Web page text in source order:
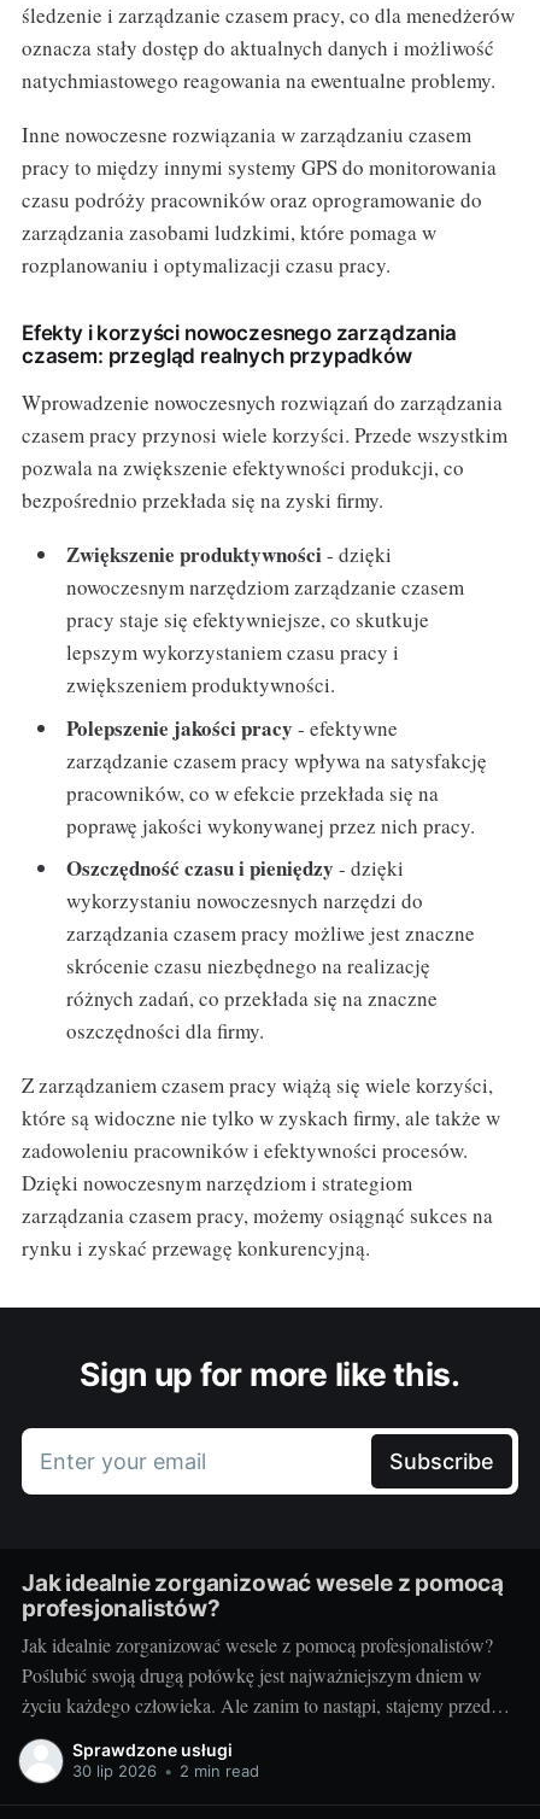
śledzenie i zarządzanie czasem pracy, co dla menedżerów
oznacza stały dostęp do aktualnych danych i możliwość
natychmiastowego reagowania na ewentualne problemy.
Inne nowoczesne rozwiązania w zarządzaniu czasem
pracy to między innymi systemy GPS do monitorowania
czasu podróży pracowników oraz oprogramowanie do
zarządzania zasobami ludzkimi, które pomaga w
rozplanowaniu i optymalizacji czasu pracy.
Efekty i korzyści nowoczesnego zarządzania
czasem: przegląd realnych przypadków
Wprowadzenie nowoczesnych rozwiązań do zarządzania
czasem pracy przynosi wiele korzyści. Przede wszystkim
pozwala na zwiększenie efektywności produkcji, co
bezpośrednio przekłada się na zyski firmy.
Zwiększenie produktywności- dzięki
nowoczesnym narzędziom zarządzanie czasem
pracy staje się efektywniejsze, co skutkuje
lepszym wykorzystaniem czasu pracy i
zwiększeniem produktywności.
Polepszenie jakości pracy - efektywne
zarządzanie czasem pracy wpływa na satysfakcję
pracowników, co w efekcie przekłada się na
poprawę jakości wykonywanej przez nich pracy.
Oszczędność czasu i pieniędzy - dzięki
wykorzystaniu nowoczesnych narzędzi do
zarządzania czasem pracy możliwe jest znaczne
skrócenie czasu niezbędnego na realizację
różnych zadań, co przekłada się na znaczne
oszczędności dla firmy.
Z zarządzaniem czasem pracy wiążą się wiele korzyści,
które są widoczne nie tylko w zyskach firmy, ale także w
zadowoleniu pracowników i efektywności procesów.
Dzięki nowoczesnym narzędziom i strategiom
zarządzania czasem pracy, możemy osiągnąć sukces na
rynku i zyskać przewagę konkurencyjną.
Sign up for more like this.
Enter your email Subscribe
Jak idealnie zorganizować wesele z pomocą
profesjonalistów?
Jak idealnie zorganizować wesele z pomocą profesjonalistów?
Poślubić swoją drugą połówkę jest najważniejszym dniem w
życiu każdego człowieka. Ale zanim to nastąpi, stajemy przed
wielkim wyzwaniem – jak zorganizować ten najważniejszy
dzień? Czy warto skorzystać z usług profesjonalistów? Czy to
Sprawdzone usługi
30 lip 2026 • 2 min read